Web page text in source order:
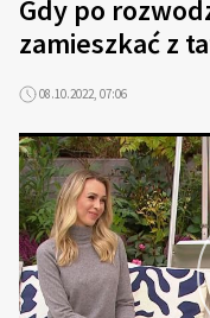
Gdy po
zamieszkać z
08.10.2022, 07:06